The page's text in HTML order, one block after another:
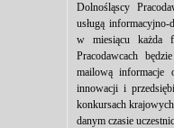
Dolnośląscy
usługą
w miesiącu każda
Pracodawcach
mailową informacje
innowacji i
konkursach
danym czasie